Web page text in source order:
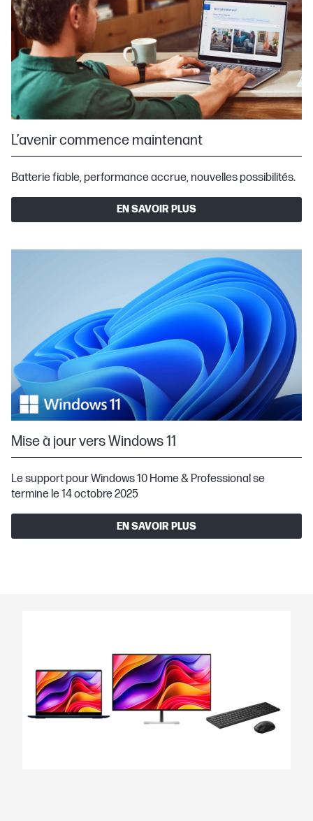
L’avenir commence maintenant
Batterie fiable, performance accrue, nouvelles possibilités.
EN SAVOIR PLUS
Mise à jour vers Windows 11
Le support pour Windows 10 Home & Professional se
termine le 14 octobre 2025
EN SAVOIR PLUS